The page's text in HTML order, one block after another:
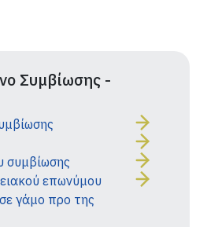
Συμβίωσης -
συμβίωσης
επωνύμου
γάμο προ της